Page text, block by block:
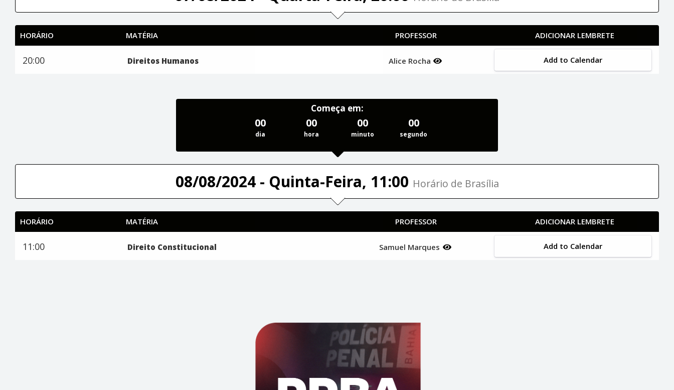
HORÁRIO MATÉRIA PROFESSOR ADICIONAR LEMBRETE
20:00 Direitos Humanos Alice Rocha Add to Calendar
Começa em:
00
dia
00
hora
00
minuto
00
segundo
08/08/2024 - Quinta-Feira, 11:00 Horário de Brasília
HORÁRIO MATÉRIA PROFESSOR ADICIONAR LEMBRETE
11:00 Direito Constitucional Samuel Marques Add to Calendar